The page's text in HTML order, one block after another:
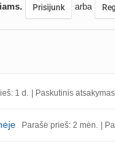
Prisijunk arba
1 d. | Paskutinis
Parašė prieš: 2 mėn. |